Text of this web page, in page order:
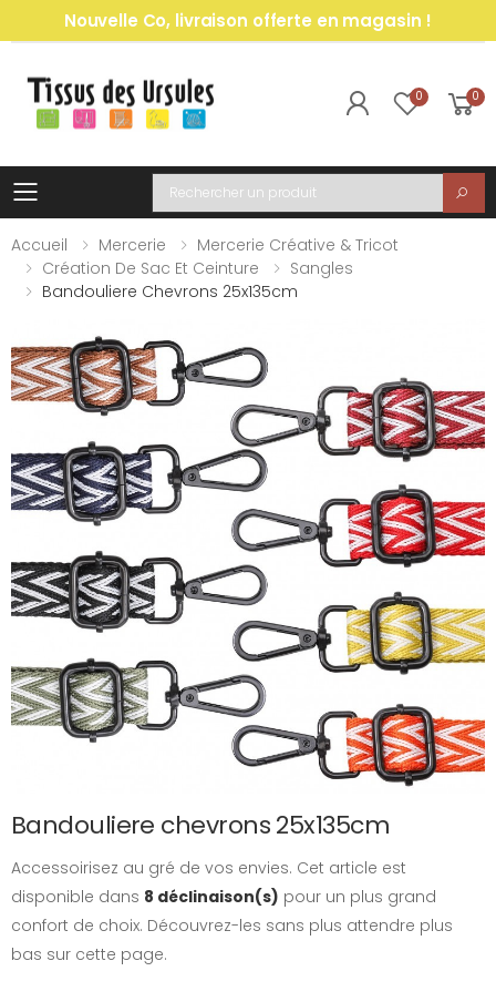
Nouvelle Co, livraison offerte en magasin !
0 0
Toggle mobile menu
Recherche
Accueil
Mercerie
Mercerie Créative & Tricot
Création De Sac Et Ceinture
Sangles
Bandouliere Chevrons 25x135cm
Bandouliere chevrons 25x135cm
Accessoirisez au gré de vos envies. Cet article est
disponible dans 8 déclinaison(s) pour un plus grand
confort de choix. Découvrez-les sans plus attendre plus
bas sur cette page.